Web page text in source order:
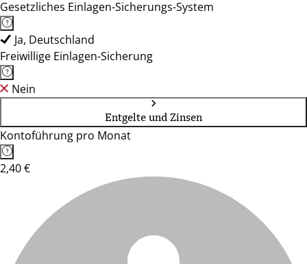
Gesetzliches Einlagen-Sicherungs-System
Ja, Deutschland
Freiwillige Einlagen-Sicherung
Nein
Entgelte und Zinsen
Kontoführung pro Monat
2,40 €